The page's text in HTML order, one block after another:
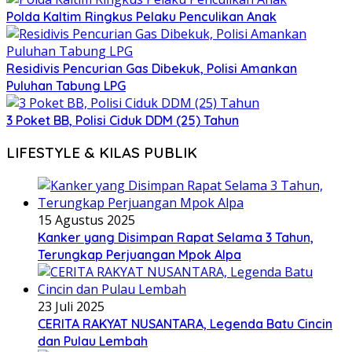
Polda Kaltim Ringkus Pelaku Penculikan Anak
Residivis Pencurian Gas Dibekuk, Polisi Amankan
Puluhan Tabung LPG
3 Poket BB, Polisi Ciduk DDM (25) Tahun
LIFESTYLE & KILAS PUBLIK
15 Agustus 2025
Kanker yang Disimpan Rapat Selama 3 Tahun,
Terungkap Perjuangan Mpok Alpa
23 Juli 2025
CERITA RAKYAT NUSANTARA, Legenda Batu Cincin
dan Pulau Lembah